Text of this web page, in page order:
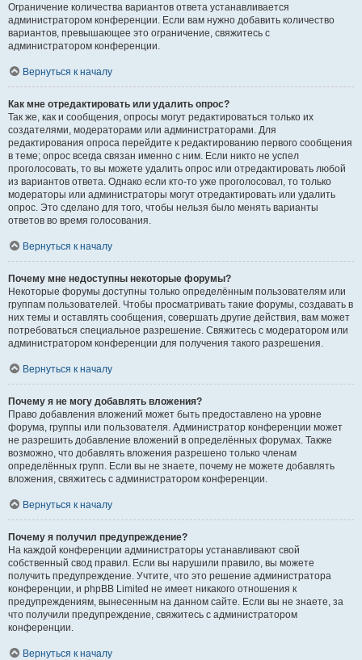
Ограничение количества вариантов ответа устанавливается
администратором конференции. Если вам нужно добавить количество
вариантов, превышающее это ограничение, свяжитесь с
администратором конференции.
Вернуться к началу
Как мне отредактировать или удалить опрос?
Так же, как и сообщения, опросы могут редактироваться только их
создателями, модераторами или администраторами. Для
редактирования опроса перейдите к редактированию первого сообщения
в теме; опрос всегда связан именно с ним. Если никто не успел
проголосовать, то вы можете удалить опрос или отредактировать любой
из вариантов ответа. Однако если кто-то уже проголосовал, то только
модераторы или администраторы могут отредактировать или удалить
опрос. Это сделано для того, чтобы нельзя было менять варианты
ответов во время голосования.
Вернуться к началу
Почему мне недоступны некоторые форумы?
Некоторые форумы доступны только определённым пользователям или
группам пользователей. Чтобы просматривать такие форумы, создавать в
них темы и оставлять сообщения, совершать другие действия, вам может
потребоваться специальное разрешение. Свяжитесь с модератором или
администратором конференции для получения такого разрешения.
Вернуться к началу
Почему я не могу добавлять вложения?
Право добавления вложений может быть предоставлено на уровне
форума, группы или пользователя. Администратор конференции может
не разрешить добавление вложений в определённых форумах. Также
возможно, что добавлять вложения разрешено только членам
определённых групп. Если вы не знаете, почему не можете добавлять
вложения, свяжитесь с администратором конференции.
Вернуться к началу
Почему я получил предупреждение?
На каждой конференции администраторы устанавливают свой
собственный свод правил. Если вы нарушили правило, вы можете
получить предупреждение. Учтите, что это решение администратора
конференции, и phpBB Limited не имеет никакого отношения к
предупреждениям, вынесенным на данном сайте. Если вы не знаете, за
что получили предупреждение, свяжитесь с администратором
конференции.
Вернуться к началу